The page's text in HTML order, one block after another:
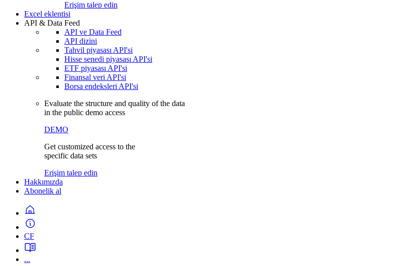
Erişim talep edin
Excel eklentisi
API & Data Feed
API ve Data Feed
API dizini
Tahvil piyasası API'si
Hisse senedi piyasası API'si
ETF piyasası API'si
Finansal veri API'si
Borsa endeksleri API'si
Evaluate the structure and quality of the data
in the public demo access
DEMO
Get customized access to the
specific data sets
Erişim talep edin
Hakkımızda
Abonelik al
CF
...